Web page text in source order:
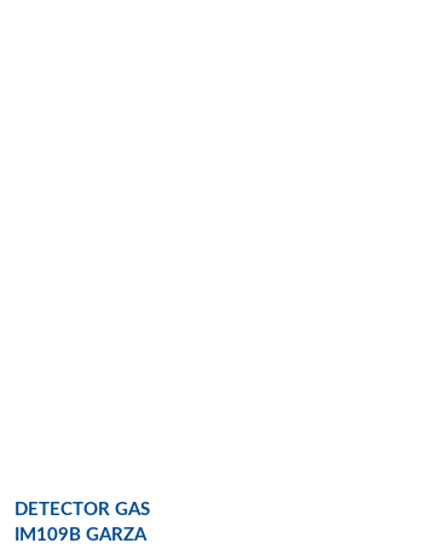
DETECTOR GAS
IM109B GARZA